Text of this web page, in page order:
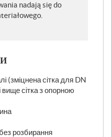
nadają się do
(зміцнена сітка для DN
сітка з опорною
розбирання